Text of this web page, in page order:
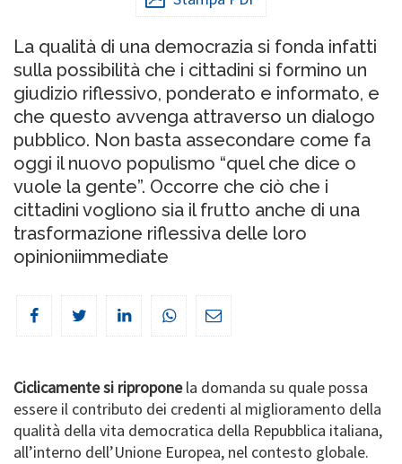
La qualità di una democrazia si fonda infatti
sulla possibilità che i cittadini si formino un
giudizio riflessivo, ponderato e informato, e
che questo avvenga attraverso un dialogo
pubblico. Non basta assecondare come fa
oggi il nuovo populismo “quel che dice o
vuole la gente”. Occorre che ciò che i
cittadini vogliono sia il frutto anche di una
trasformazione riflessiva delle loro
opinioniimmediate
Ciclicamente si riproponela domanda su quale possa
essere il contributo dei credenti al miglioramento della
qualità della vita democratica della Repubblica italiana,
all’interno dell’Unione Europea, nel contesto globale.